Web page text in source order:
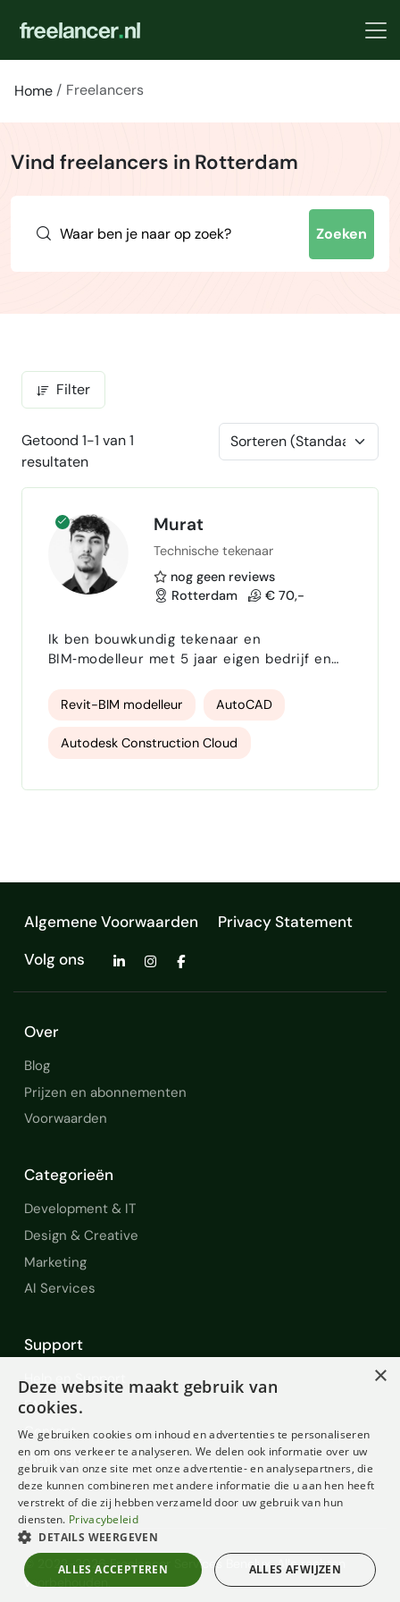
Home Freelancers
Vind freelancers in Rotterdam
Zoeken
Filter
Getoond 1-1 van 1
resultaten
Murat
Technische tekenaar
nog geen reviews
Rotterdam
€ 70,-
Ik ben bouwkundig tekenaar en
BIM‑modelleur met 5 jaar eigen bedrijf en
Mecanoo en Atelier PRO. Ik help
met snelle, nauwkeurige tekeningen en
communiceer duidelijk en denk inhoudelijk
Revit-BIM modelleur AutoCAD
Autodesk Construction Cloud
Algemene Voorwaarden
Privacy Statement
Volg ons
Over
Blog
Prijzen en abonnementen
Voorwaarden
Categorieën
Development & IT
Design & Creative
Marketing
AI Services
Support
Help en Support
FAQ
Contact
Diensten
Voorwaarden
© 2022-2026 Freelancer Services Benelux. Alle rechten
voorbehouden.
×
Deze website maakt gebruik van
cookies.
We gebruiken cookies om inhoud en advertenties te personaliseren
en om ons verkeer te analyseren. We delen ook informatie over uw
gebruik van onze site met onze advertentie- en analysepartners, die
deze kunnen combineren met andere informatie die u aan hen heeft
verstrekt of die zij hebben verzameld door uw gebruik van hun
diensten. Privacybeleid
DETAILS WEERGEVEN
ALLES ACCEPTEREN ALLES AFWIJZEN